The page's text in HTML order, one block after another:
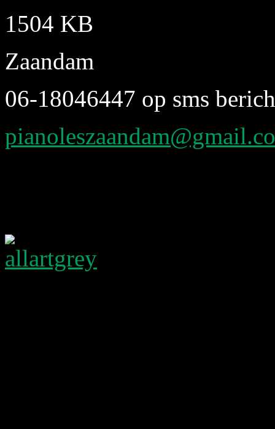
1504 KB
Zaandam
06-18046447 op sms